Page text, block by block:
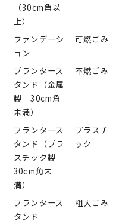
（30cm角以
上）
ファンデーシ
ョン
可燃ごみ
プランタース
タンド（金属
製 30cm角
未満）
不燃ごみ
プランタース
タンド（プラ
スチック製
30cm角未
満）
プラスチ
ック
プランタース
タンド
粗大ごみ